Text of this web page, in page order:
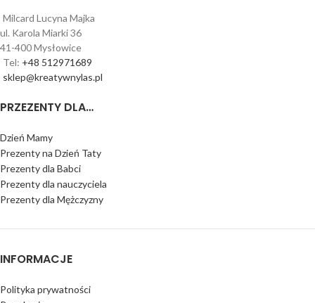
Milcard Lucyna Majka
ul. Karola Miarki 36
41-400 Mysłowice
Tel: +48 512971689
sklep@kreatywnylas.pl
PRZEZENTY DLA…
Dzień Mamy
Prezenty na Dzień Taty
Prezenty dla Babci
Prezenty dla nauczyciela
Prezenty dla Mężczyzny
INFORMACJE
Polityka prywatności